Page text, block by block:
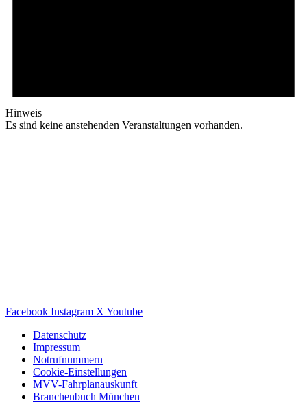
Hinweis
Es sind keine anstehenden Veranstaltungen vorhanden.
Facebook Instagram X Youtube
Datenschutz
Impressum
Notrufnummern
Cookie-Einstellungen
MVV-Fahrplanauskunft
Branchenbuch München